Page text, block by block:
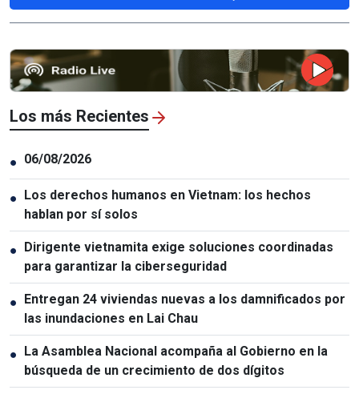
Los más Recientes
● 06/08/2026
● Los derechos humanos en Vietnam: los hechos
hablan por sí solos
● Dirigente vietnamita exige soluciones coordinadas
para garantizar la ciberseguridad
● Entregan 24 viviendas nuevas a los damnificados por
las inundaciones en Lai Chau
● La Asamblea Nacional acompaña al Gobierno en la
búsqueda de un crecimiento de dos dígitos